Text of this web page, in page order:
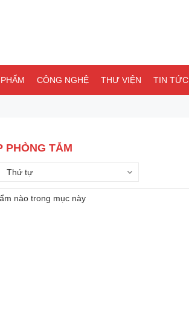
CÔNG NGHỆ THƯ VIỆN TIN TỨC
PHÒNG TẮM
Thứ tự
nào trong mục này